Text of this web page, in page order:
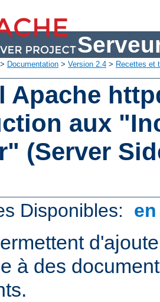
> Documentation > Version 2.4 > Recettes et
Apache
aux
(Server
Disponibles:
à des